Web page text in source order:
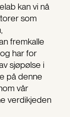
kan vi nå
som
fremkalle
har for
sjøpølse i
på denne
vår
verdikjeden